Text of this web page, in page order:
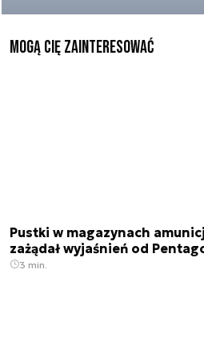
Mogą Cię zainteresować
Pustki w magazynach
zażądał wyjaśnień od
3 min.